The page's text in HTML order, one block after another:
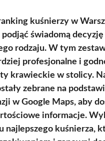
kuśnierzy w
świadomą
rodzaju. W tym
profesjonalne i
krawieckie w stolicy.
zebrane na
w Google Maps, aby
informacje.
najlepszego kuśnierza,